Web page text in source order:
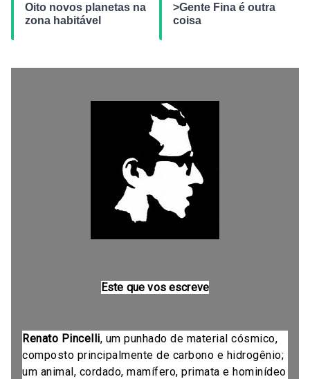
Oito novos planetas na
zona habitável
>Gente Fina é outra
coisa
Este que vos escreve
Renato Pincelli, um punhado de material cósmico,
composto principalmente de carbono e hidrogênio;
um animal, cordado, mamífero, primata e hominídeo